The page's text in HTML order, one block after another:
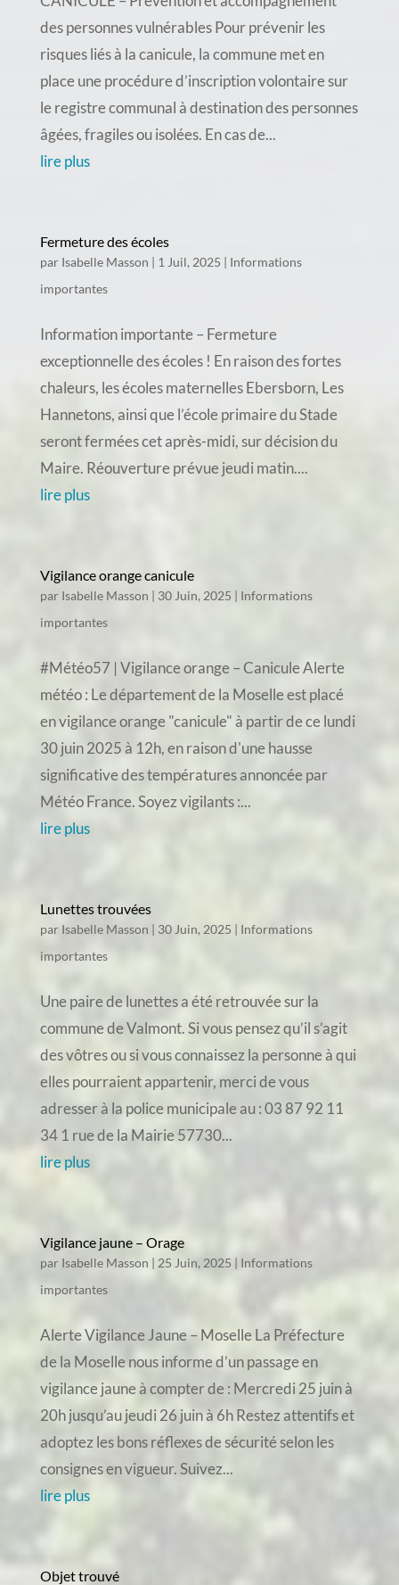
des personnes vulnérables Pour prévenir les
risques liés à la canicule, la commune met en
place une procédure d’inscription volontaire sur
le registre communal à destination des personnes
âgées, fragiles ou isolées. En cas de...
lire plus
Fermeture des écoles
par Isabelle Masson | 1 Juil, 2025 | Informations
importantes
Information importante – Fermeture
exceptionnelle des écoles ! En raison des fortes
chaleurs, les écoles maternelles Ebersborn, Les
Hannetons, ainsi que l’école primaire du Stade
seront fermées cet après-midi, sur décision du
Maire. Réouverture prévue jeudi matin....
lire plus
Vigilance orange canicule
par Isabelle Masson | 30 Juin, 2025 | Informations
importantes
#Météo57 | Vigilance orange – Canicule Alerte
météo : Le département de la Moselle est placé
en vigilance orange "canicule" à partir de ce lundi
30 juin 2025 à 12h, en raison d'une hausse
significative des températures annoncée par
Météo France. Soyez vigilants :...
lire plus
Lunettes trouvées
par Isabelle Masson | 30 Juin, 2025 | Informations
importantes
Une paire de lunettes a été retrouvée sur la
commune de Valmont. Si vous pensez qu’il s’agit
des vôtres ou si vous connaissez la personne à qui
elles pourraient appartenir, merci de vous
adresser à la police municipale au : 03 87 92 11
34 1 rue de la Mairie 57730...
lire plus
Vigilance jaune – Orage
par Isabelle Masson | 25 Juin, 2025 | Informations
importantes
Alerte Vigilance Jaune – Moselle La Préfecture
de la Moselle nous informe d’un passage en
vigilance jaune à compter de : Mercredi 25 juin à
20h jusqu’au jeudi 26 juin à 6h Restez attentifs et
adoptez les bons réflexes de sécurité selon les
consignes en vigueur. Suivez...
lire plus
Objet trouvé